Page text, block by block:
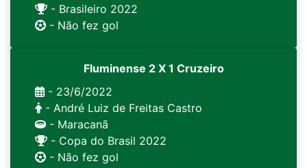
- Brasileiro 2022
- Não fez gol
Fluminense 2 X 1 Cruzeiro
- 23/6/2022
- André Luiz de Freitas Castro
- Maracanã
- Copa do Brasil 2022
- Não fez gol